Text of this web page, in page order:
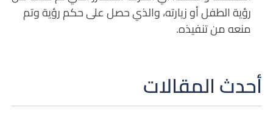
رؤية الطفل أو زيارته، والذي حصل على حكم رؤية وتم
منعه من تنفيذه.
أحدث المقالات